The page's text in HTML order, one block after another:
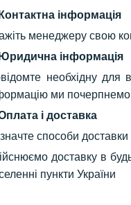
інформація
менеджеру свою
інформація
необхідну для
ми почерпнемо
і доставка
способи доставки
доставку в
пункти України